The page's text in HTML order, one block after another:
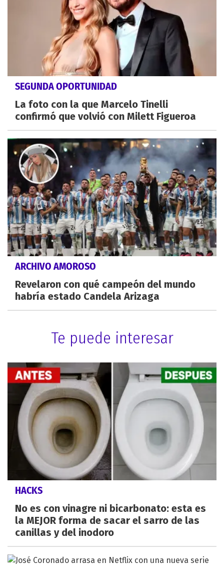
SEGUNDA OPORTUNIDAD
La foto con la que Marcelo Tinelli
confirmó que volvió con Milett Figueroa
ARCHIVO AMOROSO
Revelaron con qué campeón del mundo
habría estado Candela Arizaga
Te puede interesar
HACKS
No es con vinagre ni bicarbonato: esta es
la MEJOR forma de sacar el sarro de las
canillas y del inodoro